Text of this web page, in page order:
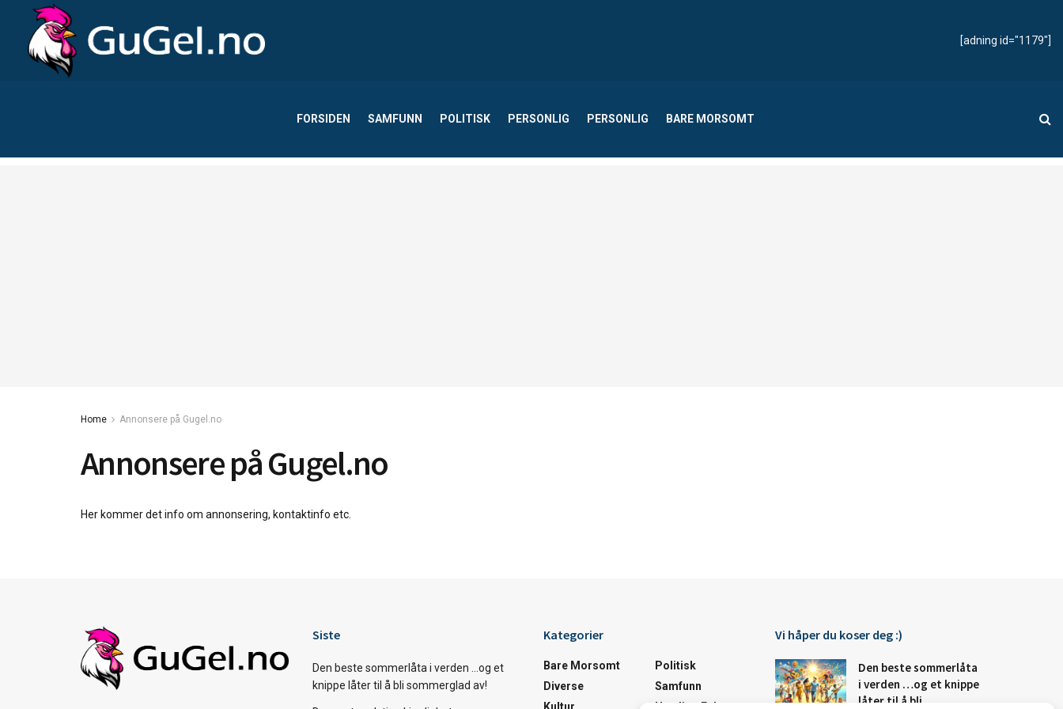
[adning id="1179"]
FORSIDEN SAMFUNN POLITISK PERSONLIG PERSONLIG BARE MORSOMT
Home Annonsere på Gugel.no
Annonsere på Gugel.no
Her kommer det info om annonsering, kontaktinfo etc.
Siste
Den beste sommerlåta i verden …og et
knippe låter til å bli sommerglad av!
Kategorier
Bare Morsomt
Diverse
Politisk
Samfunn
Vi håper du koser deg :)
Den beste sommerlåta
i verden …og et knippe
låter til å bli